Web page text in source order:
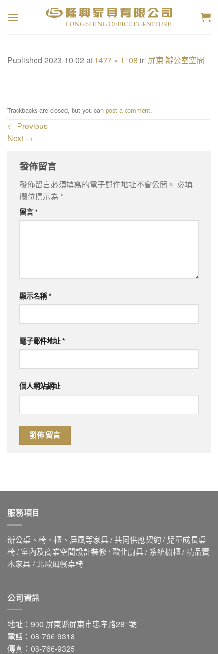
Published 2023-10-02 at 1477 × 1108 in 屏東 辦公室空間
Trackbacks are closed, but you can post a comment.
← Previous
Next →
發佈留言
發佈留言必須填寫的電子郵件地址不會公開。 必填
欄位標示為 *
留言*
顯示名稱*
電子郵件地址*
個人網站網址
服務項目
辦公桌、椅、櫃、屏風等家具 / 共同供應契約 / 兒童成長桌
椅 / 室內及商業空間設計裝修 / 歐化廚具 / 系統櫥櫃 / 精品實
木家具 / 北歐風餐桌椅
公司資訊
地址：900 屏東縣屏東市忠孝路281號
電話：08-766-9318
傳真：08-766-9325